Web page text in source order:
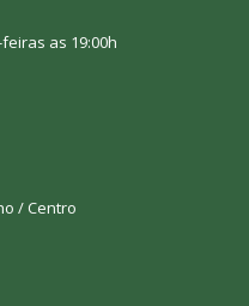
as 19:00h
/ Centro